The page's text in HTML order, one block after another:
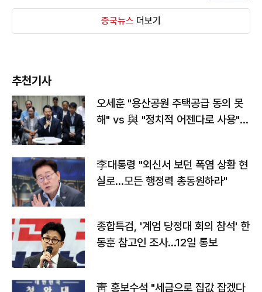
중국뉴스 더보기
추천기사
오세훈 "용산공원 주택공급 동의 못
해" vs 與 "정치적 어젠다로 사용"
李대통령 "외신서 보던 폭염 상황 현
실로…모든 행정력 총동원하라"
종합특검, '계엄 당정대 회의 참석' 한
동훈 참고인 조사...12일 통보
靑 홍보수석 "세금으로 집값 잡겠다